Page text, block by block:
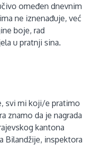
omeđen dnevnim
ne iznenađuje, već
boje, rad
u pratnji sina.
svi mi koji/e pratimo
znamo da je nagrada
kantona
Bilandžije, inspektora